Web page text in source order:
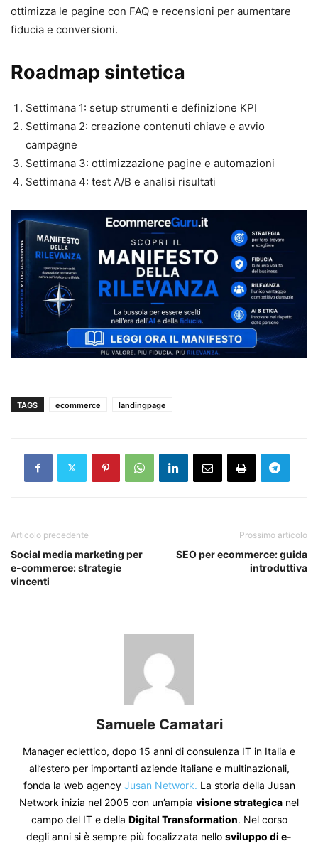
ottimizza le pagine con FAQ e recensioni per aumentare
fiducia e conversioni.
Roadmap sintetica
Settimana 1: setup strumenti e definizione KPI
Settimana 2: creazione contenuti chiave e avvio
campagne
Settimana 3: ottimizzazione pagine e automazioni
Settimana 4: test A/B e analisi risultati
TAGS ecommerce landingpage
Articolo precedente
Social media marketing per
e-commerce: strategie
vincenti
Prossimo articolo
SEO per ecommerce: guida
introduttiva
Samuele Camatari
Manager eclettico, dopo 15 anni di consulenza IT in Italia e
all’estero per importanti aziende italiane e multinazionali,
fonda la web agency Jusan Network. La storia della Jusan
Network inizia nel 2005 con un’ampia visione strategica nel
campo del IT e della Digital Transformation. Nel corso
degli anni si è sempre più focalizzata nello sviluppo di e-